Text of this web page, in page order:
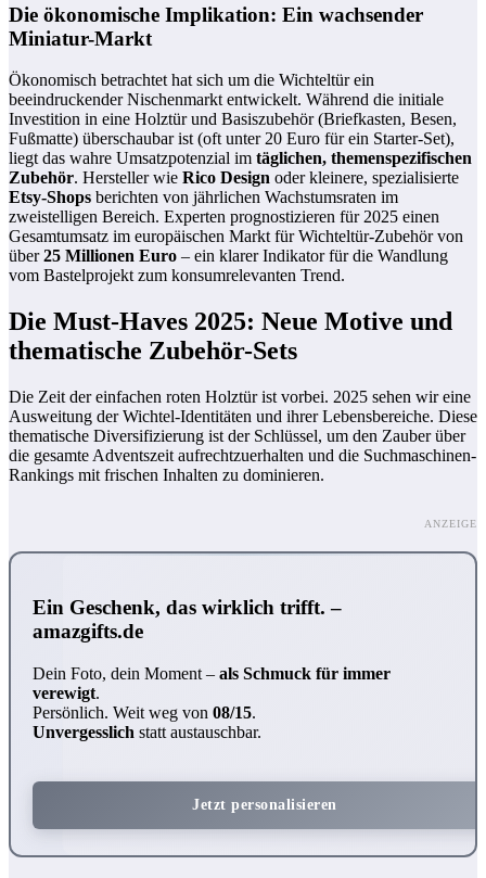
Die ökonomische Implikation: Ein wachsender
Miniatur-Markt
Ökonomisch betrachtet hat sich um die Wichteltür ein
beeindruckender Nischenmarkt entwickelt. Während die initiale
Investition in eine Holztür und Basiszubehör (Briefkasten, Besen,
Fußmatte) überschaubar ist (oft unter 20 Euro für ein Starter-Set),
liegt das wahre Umsatzpotenzial im täglichen, themenspezifischen
Zubehör. Hersteller wie Rico Design oder kleinere, spezialisierte
Etsy-Shops berichten von jährlichen Wachstumsraten im
zweistelligen Bereich. Experten prognostizieren für 2025 einen
Gesamtumsatz im europäischen Markt für Wichteltür-Zubehör von
über25 Millionen Euro – ein klarer Indikator für die Wandlung
vom Bastelprojekt zum konsumrelevanten Trend.
Die Must-Haves 2025: Neue Motive und
thematische Zubehör-Sets
Die Zeit der einfachen roten Holztür ist vorbei. 2025 sehen wir eine
Ausweitung der Wichtel-Identitäten und ihrer Lebensbereiche. Diese
thematische Diversifizierung ist der Schlüssel, um den Zauber über
die gesamte Adventszeit aufrechtzuerhalten und die Suchmaschinen-
Rankings mit frischen Inhalten zu dominieren.
ANZEIGE
Ein Geschenk, das wirklich trifft. –
amazgifts.de
Dein Foto, dein Moment – als Schmuck für immer
verewigt.
Persönlich. Weit weg von 08/15.
Unvergesslich statt austauschbar.
Jetzt personalisieren